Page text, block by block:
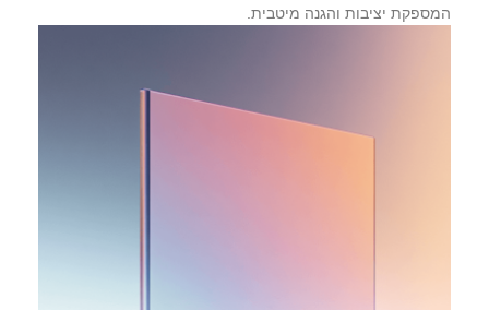
המספקת יציבות והגנה מיטבית.